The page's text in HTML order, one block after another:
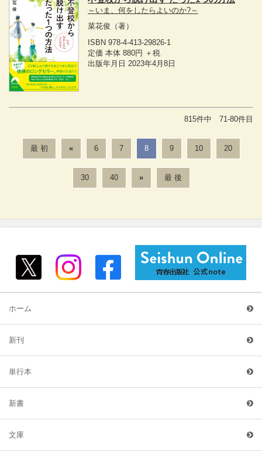
～いま、何をしたらよいのか?～
菜花俊 （著）
ISBN 978-4-413-29826-1
定価 本体 880円 ＋税
出版年月日 2023年4月8日
815件中 71-80件目
最 初 « 6 7 8 9 10 20
30 40 » 最 後
ホーム
新刊
単行本
新書
文庫